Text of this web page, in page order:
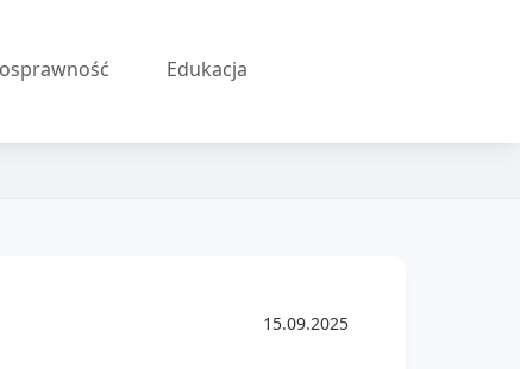
Edukacja
15.09.2025